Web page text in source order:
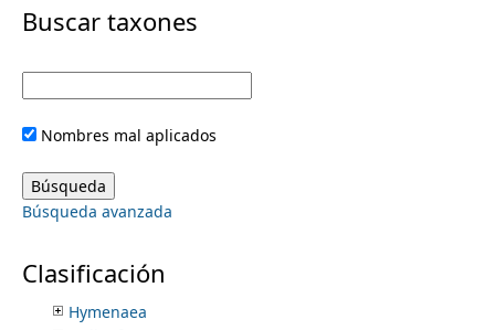
i
m
r
y
t
n
u
Buscar taxones
Nombres mal aplicados
Búsqueda avanzada
Clasificación
Haematoxylum
Havardia
Hesperothamnus
Hoffmannseggia
Hoita
Hydrochorea
Hylodesmum
Hymenaea